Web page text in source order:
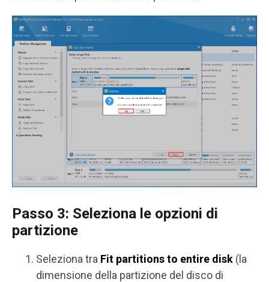
Passo 3: Seleziona le opzioni di
partizione
Seleziona tra Fit partitions to entire disk (la
dimensione della partizione del disco di